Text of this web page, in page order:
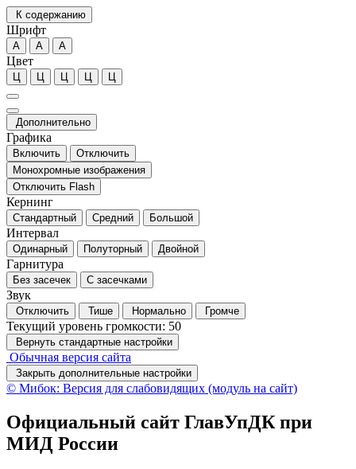
К содержанию
Шрифт
А А А
Цвет
Ц Ц Ц Ц Ц
Дополнительно
Графика
Включить
Отключить
Монохромные изображения
Отключить Flash
Кернинг
Стандартный Средний Большой
Интервал
Одинарный Полуторный Двойной
Гарнитура
Без засечек С засечками
Звук
Отключить Тише Нормально Громче
Текущий уровень громкости: 50
Вернуть стандартные настройки
Обычная версия сайта
Закрыть дополнительные настройки
© Мибок: Версия для слабовидящих (модуль на сайт)
Официальный сайт ГлавУпДК при
МИД России